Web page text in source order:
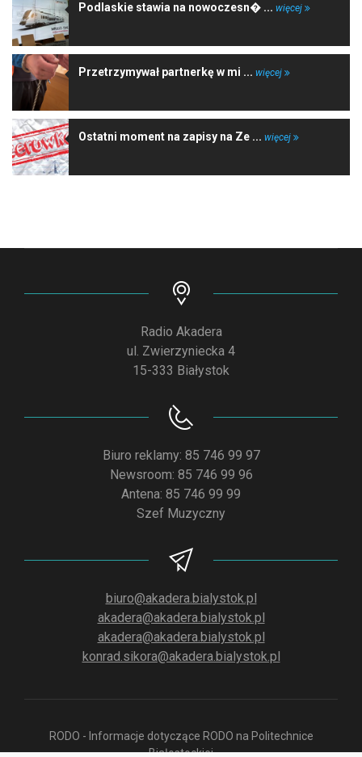
Podlaskie stawia na nowoczesn� ... więcej
Przetrzymywał partnerkę w mi ... więcej
Ostatni moment na zapisy na Ze ... więcej
Radio Akadera
ul. Zwierzyniecka 4
15-333 Białystok
Biuro reklamy: 85 746 99 97
Newsroom: 85 746 99 96
Antena: 85 746 99 99
Szef Muzyczny
biuro@akadera.bialystok.pl
akadera@akadera.bialystok.pl
akadera@akadera.bialystok.pl
konrad.sikora@akadera.bialystok.pl
RODO - Informacje dotyczące RODO na Politechnice
Białostockiej